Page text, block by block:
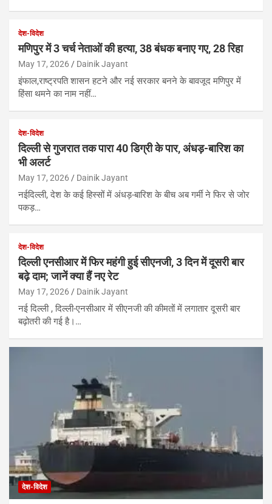
देश-विदेश
मणिपुर में 3 चर्च नेताओं की हत्या, 38 बंधक बनाए गए, 28 रिहा
May 17, 2026 Dainik Jayant
इंफाल,राष्ट्रपति शासन हटने और नई सरकार बनने के बावजूद मणिपुर में
हिंसा थमने का नाम नहीं…
देश-विदेश
दिल्ली से गुजरात तक पारा 40 डिग्री के पार, अंधड़-बारिश का
भी अलर्ट
May 17, 2026 Dainik Jayant
नईदिल्ली, देश के कई हिस्सों में अंधड़-बारिश के बीच अब गर्मी ने फिर से जोर
पकड़…
देश-विदेश
दिल्ली एनसीआर में फिर महंगी हुई सीएनजी, 3 दिन में दूसरी बार
बढ़े दाम; जानें क्या हैं नए रेट
May 17, 2026 Dainik Jayant
नई दिल्ली , दिल्ली-एनसीआर में सीएनजी की कीमतों में लगातार दूसरी बार
बढ़ोतरी की गई है।…
देश-विदेश